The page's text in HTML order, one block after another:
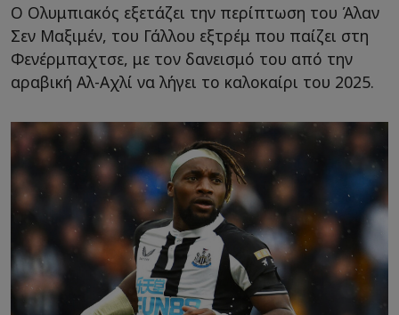
Ο Ολυμπιακός εξετάζει την περίπτωση του Άλαν
Σεν Μαξιμέν, του Γάλλου εξτρέμ που παίζει στη
Φενέρμπαχτσε, με τον δανεισμό του από την
αραβική Αλ-Αχλί να λήγει το καλοκαίρι του 2025.